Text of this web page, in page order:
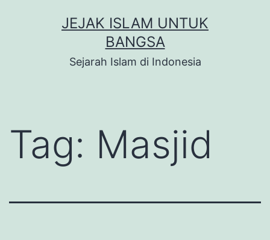
JEJAK ISLAM UNTUK
BANGSA
Sejarah Islam di Indonesia
Tag: Masjid